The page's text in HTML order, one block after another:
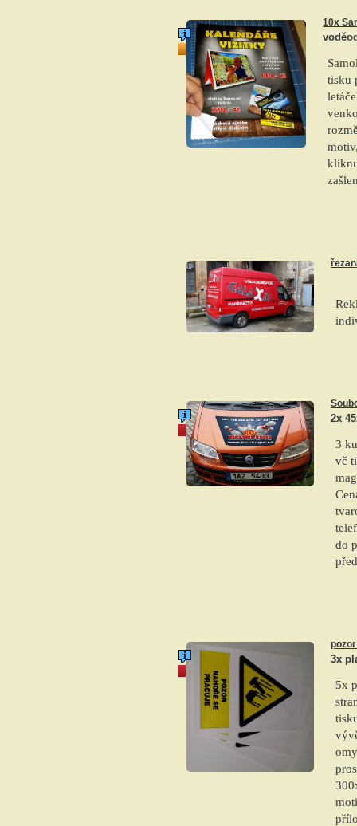
10x
tisku
top produkt
2x
3
vč
do
akce
3x
5x